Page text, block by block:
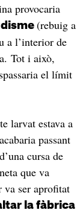
provocaria
(rebuig a
a l’interior de
Tot i això,
el límit
larvat estava a
passant
cursa de
que va
va ser aprofitat
la fàbrica